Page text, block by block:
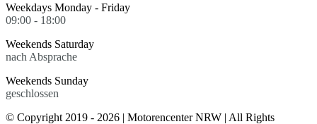
Weekdays Monday - Friday
09:00 - 18:00
Weekends Saturday
nach Absprache
Weekends Sunday
geschlossen
© Copyright 2019 - 2026 | Motorencenter NRW | All Rights